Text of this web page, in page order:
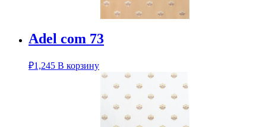
Adel com 73
₽1,245 В корзину